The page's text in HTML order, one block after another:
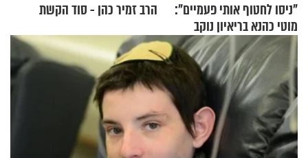
"ניסו לחטוף אותי פעמיים":
מוטי כהנא בריאיון נוקב
הרב זמיר כהן - סוד הקשת